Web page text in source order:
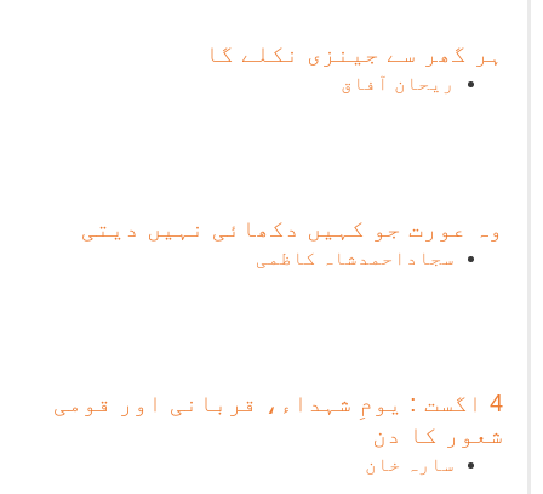
ہر گھر سے جینزی نکلے گا
ریحان آفاق
وہ عورت جو کہیں دکھائی نہیں دیتی
سجاداحمدشاہ کاظمی
4 اگست : یومِ شہداء، قربانی اور قومی
شعور کا دن
سارہ خان